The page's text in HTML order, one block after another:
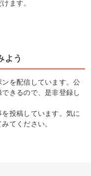
ます。
よう
を配信しています。公
きるので、是非登録し
投稿しています。気に
てください。